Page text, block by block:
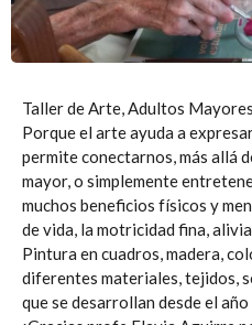
Taller de Arte, Adultos
Porque el arte ayuda a
permite conectarnos, más allá
mayor, o simplemente
muchos beneficios físicos y
de vida, la motricidad fina,
Pintura en cuadros, madera,
diferentes materiales, tejidos,
que se desarrollan desde el